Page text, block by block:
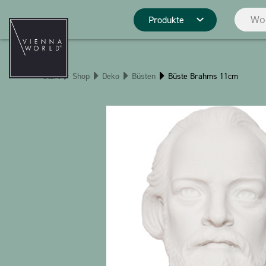
Produkte
Produktgruppen
Deko
Küche
Weihnachten
Start Shop Deko Büsten Büste Brahms 11cm